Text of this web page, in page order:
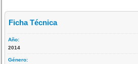
Ficha Técnica
Año:
2014
Género: